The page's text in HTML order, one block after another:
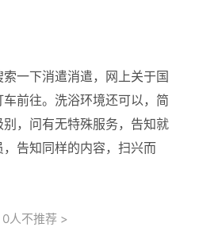
一下消遣消遣，网上关于国
前往。洗浴环境还可以，简
，问有无特殊服务，告知就
告知同样的内容，扫兴而
0人不推荐 >